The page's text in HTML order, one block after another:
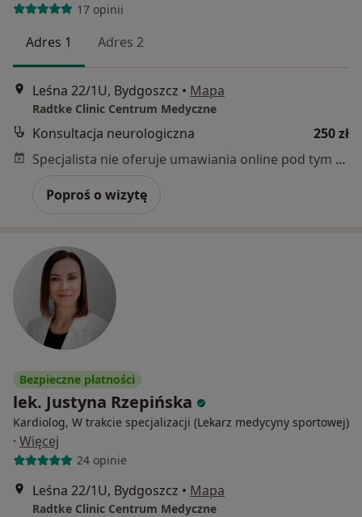
17 opinii
Adres 1 Adres 2
Leśna 22/1U, Bydgoszcz • Mapa
Radtke Clinic Centrum Medyczne
Konsultacja neurologiczna
250 zł
Specjalista nie oferuje umawiania online pod tym adresem.
Poproś o wizytę
Bezpieczne płatności
lek. Justyna Rzepińska
Kardiolog, W trakcie specjalizacji (Lekarz medycyny sportowej)
· Więcej
24 opinie
Leśna 22/1U, Bydgoszcz • Mapa
Radtke Clinic Centrum Medyczne